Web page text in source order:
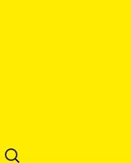
Suche